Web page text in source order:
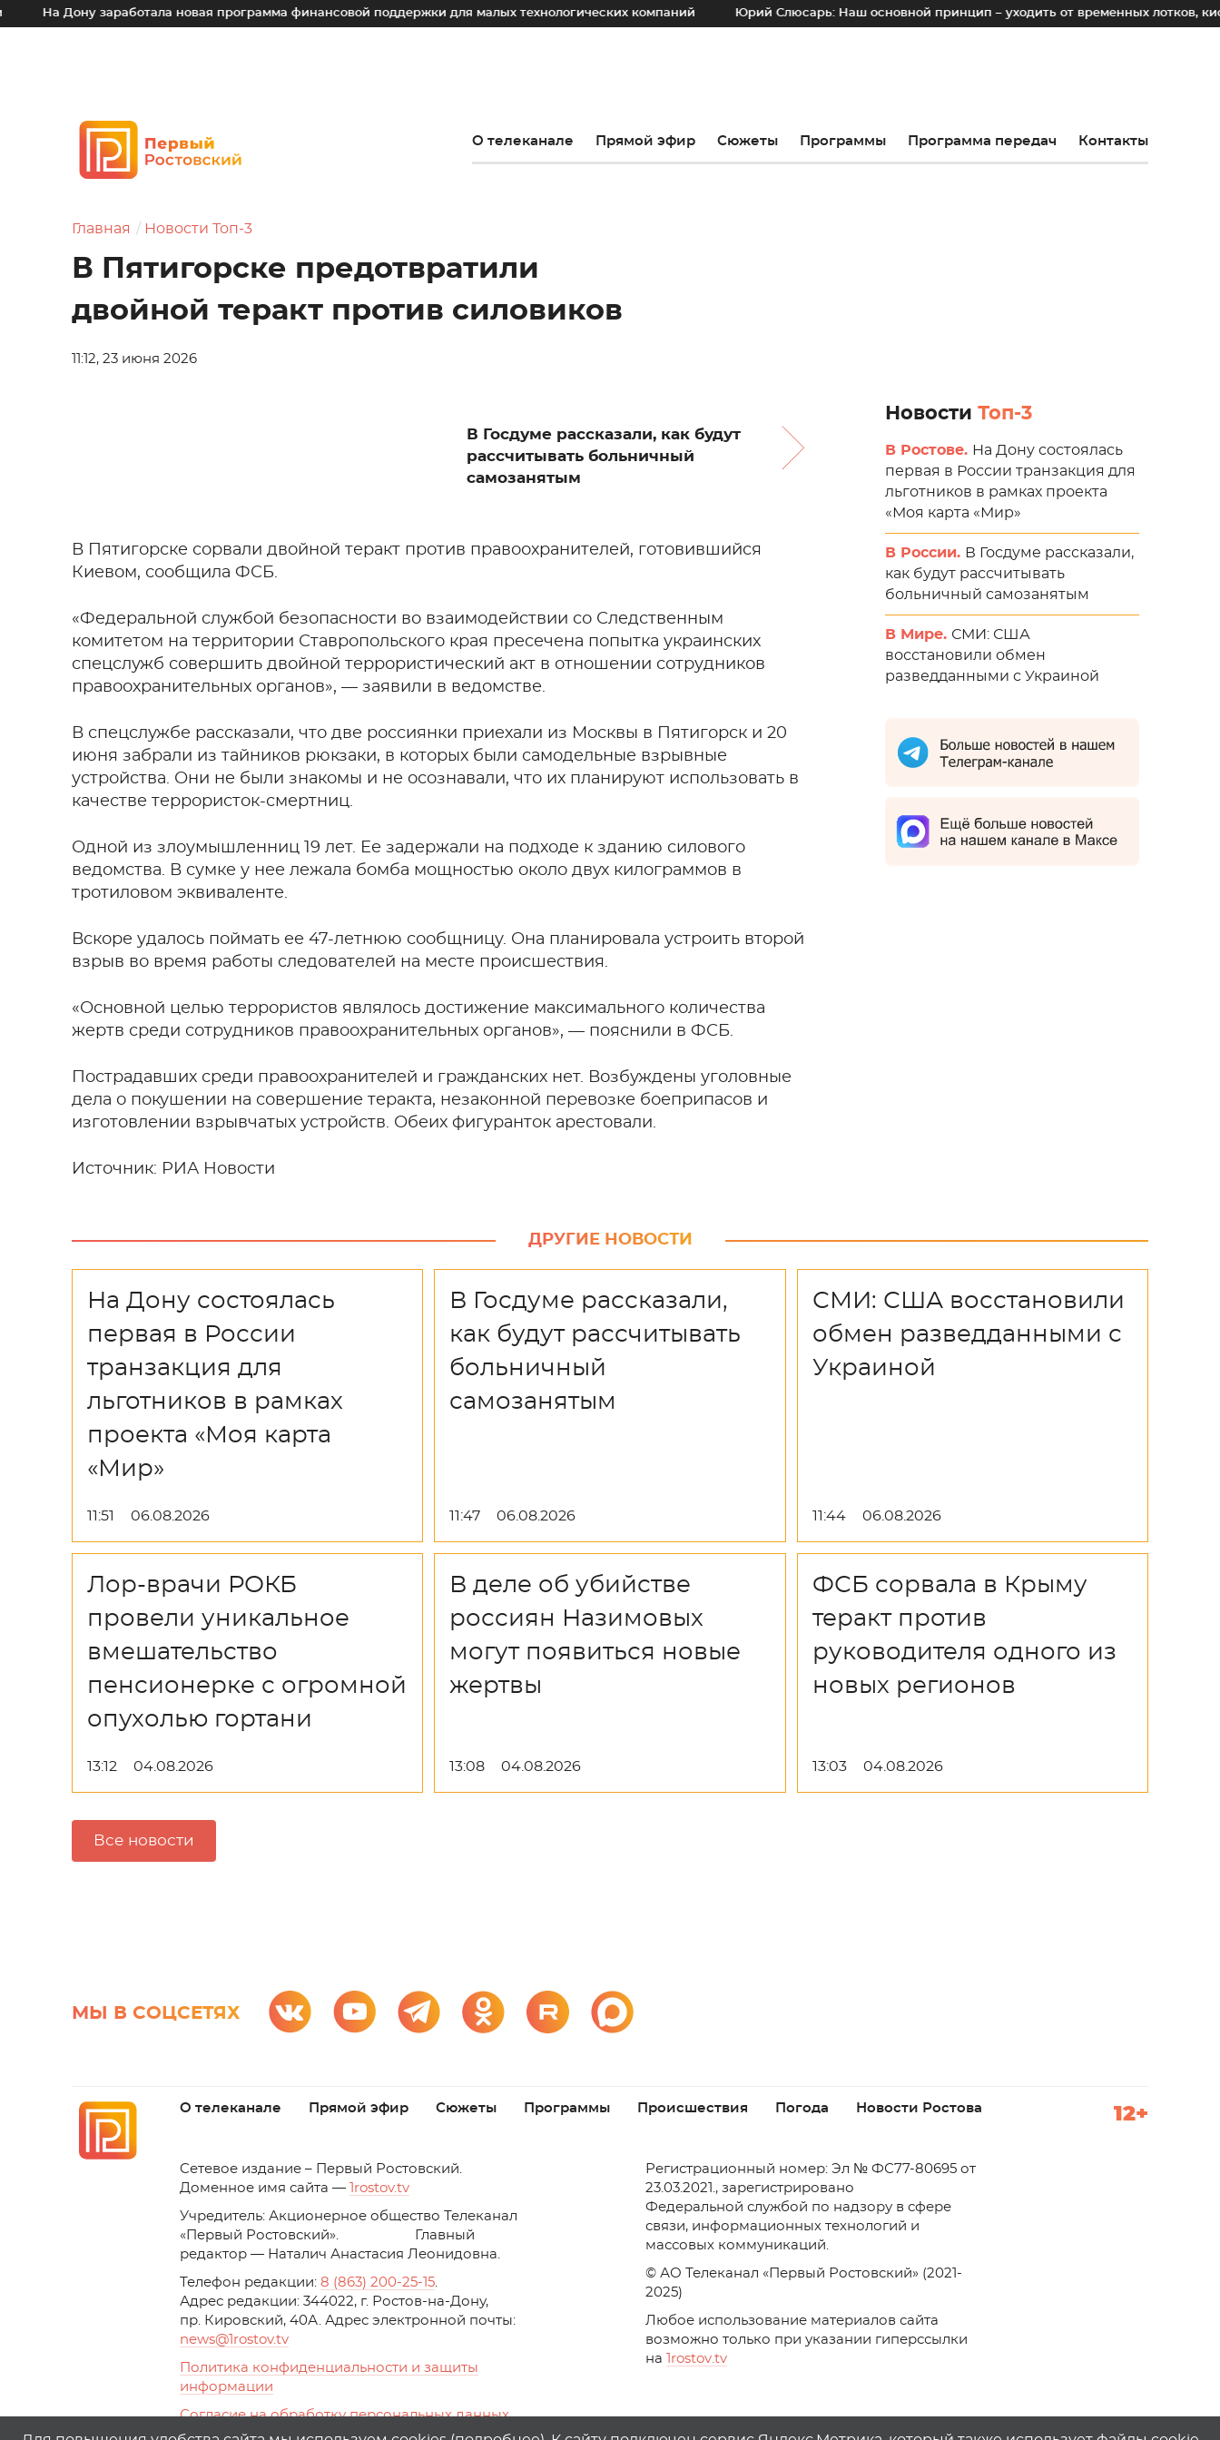
На Дону заработала новая программа финансовой поддержки для малых технологических компаний Юрий Слюсарь: Наш основной принцип – уходить от временных лотков, киосков
О телеканале Прямой эфир Сюжеты Программы Программа передач Контакты
Главная Новости Топ-3
В Пятигорске предотвратили
двойной теракт против силовиков
11:12, 23 июня 2026
В Госдуме рассказали, как будут
рассчитывать больничный
самозанятым
В Пятигорске сорвали двойной теракт против правоохранителей, готовившийся
Киевом, сообщила ФСБ.
«Федеральной службой безопасности во взаимодействии со Следственным
комитетом на территории Ставропольского края пресечена попытка украинских
спецслужб совершить двойной террористический акт в отношении сотрудников
правоохранительных органов», — заявили в ведомстве.
В спецслужбе рассказали, что две россиянки приехали из Москвы в Пятигорск и 20
июня забрали из тайников рюкзаки, в которых были самодельные взрывные
устройства. Они не были знакомы и не осознавали, что их планируют использовать в
качестве террористок-смертниц.
Одной из злоумышленниц 19 лет. Ее задержали на подходе к зданию силового
ведомства. В сумке у нее лежала бомба мощностью около двух килограммов в
тротиловом эквиваленте.
Вскоре удалось поймать ее 47-летнюю сообщницу. Она планировала устроить второй
взрыв во время работы следователей на месте происшествия.
«Основной целью террористов являлось достижение максимального количества
жертв среди сотрудников правоохранительных органов», — пояснили в ФСБ.
Пострадавших среди правоохранителей и гражданских нет. Возбуждены уголовные
дела о покушении на совершение теракта, незаконной перевозке боеприпасов и
изготовлении взрывчатых устройств. Обеих фигуранток арестовали.
Источник: РИА Новости
Новости Топ-3
В Ростове. На Дону состоялась
первая в России транзакция для
льготников в рамках проекта
«Моя карта «Мир»
В России. В Госдуме рассказали,
как будут рассчитывать
больничный самозанятым
В Мире. СМИ: США
восстановили обмен
разведданными с Украиной
ДРУГИЕ НОВОСТИ
На Дону состоялась
первая в России
транзакция для
льготников в рамках
проекта «Моя карта
«Мир»
11:51 06.08.2026
В Госдуме рассказали,
как будут рассчитывать
больничный
самозанятым
11:47 06.08.2026
СМИ: США восстановили
обмен разведданными с
Украиной
11:44 06.08.2026
Лор-врачи РОКБ
провели уникальное
вмешательство
пенсионерке с огромной
опухолью гортани
13:12 04.08.2026
В деле об убийстве
россиян Назимовых
могут появиться новые
жертвы
13:08 04.08.2026
ФСБ сорвала в Крыму
теракт против
руководителя одного из
новых регионов
13:03 04.08.2026
Все новости
МЫ В СОЦСЕТЯХ
О телеканале Прямой эфир Сюжеты Программы Происшествия Погода Новости Ростова 12+
Cетевое издание – Первый Ростовский.
Доменное имя сайта —
1rostov.tv
Учредитель: Акционерное общество Телеканал
«Первый Ростовский». Главный
редактор — Наталич Анастасия Леонидовна.
Телефон редакции: 8 (863) 200-25-15.
Адрес редакции: 344022, г. Ростов-на-Дону,
пр. Кировский, 40А. Адрес электронной почты:
news@1rostov.tv
Политика конфиденциальности и защиты
информации
Согласие на обработку персональных данных
с помощью сервисов Yandex.Metrika, top.mail.ru
Регистрационный номер: Эл № ФС77-80695 от
23.03.2021., зарегистрировано
Федеральной службой по надзору в сфере
связи, информационных технологий и
массовых коммуникаций.
© АО Телеканал «Первый Ростовский» (2021-
2025)
Любое использование материалов сайта
возможно только при указании гиперссылки
на
rostov.tv